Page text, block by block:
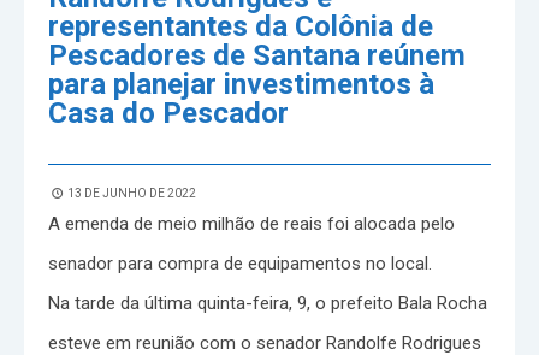
representantes da Colônia de
Pescadores de Santana reúnem
para planejar investimentos à
Casa do Pescador
13 DE JUNHO DE 2022
A emenda de meio milhão de reais foi alocada pelo
senador para compra de equipamentos no local.
Na tarde da última quinta-feira, 9, o prefeito Bala Rocha
esteve em reunião com o senador Randolfe Rodrigues